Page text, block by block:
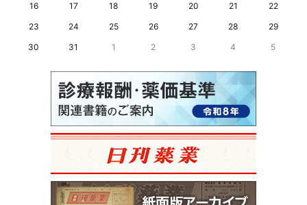
16
17 18 19 20 21
22
23
24 25 26 27 28
29
30
31 1 2 3 4 5